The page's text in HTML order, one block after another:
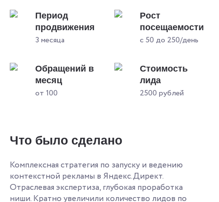
Период
продвижения
3 месяца
Рост
посещаемости
с 50 до 250/день
Обращений в
месяц
от 100
Стоимость
лида
2500 рублей
Что было сделано
Комплексная стратегия по запуску и ведению
контекстной рекламы в Яндекс.Директ.
Отраслевая экспертиза, глубокая проработка
ниши. Кратно увеличили количество лидов по